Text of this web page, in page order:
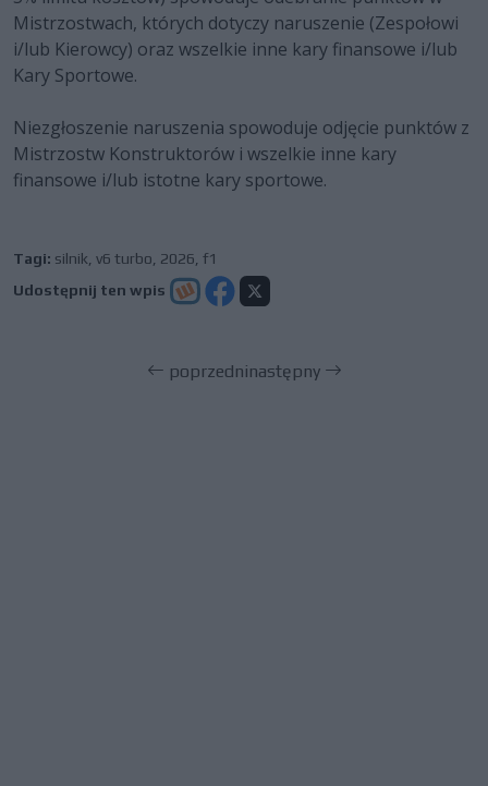
Mistrzostwach, których dotyczy naruszenie (Zespołowi
i/lub Kierowcy) oraz wszelkie inne kary finansowe i/lub
Kary Sportowe.
Niezgłoszenie naruszenia spowoduje odjęcie punktów z
Mistrzostw Konstruktorów i wszelkie inne kary
finansowe i/lub istotne kary sportowe.
Tagi: silnik, v6 turbo, 2026, f1
Udostępnij ten wpis
poprzedninastępny